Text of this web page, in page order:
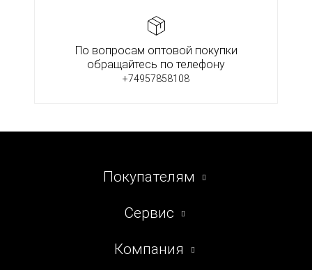
По вопросам оптовой покупки
обращайтесь по телефону
+74957858108
Покупателям
Сервис
Компания